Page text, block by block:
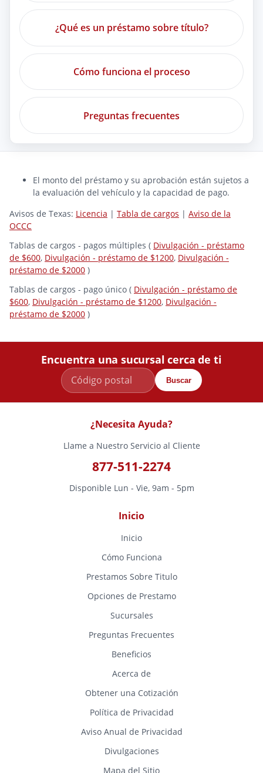
¿Qué es un préstamo sobre título?
Cómo funciona el proceso
Preguntas frecuentes
El monto del préstamo y su aprobación están sujetos a
la evaluación del vehículo y la capacidad de pago.
Avisos de Texas: Licencia | Tabla de cargos | Aviso de la
OCCC
Tablas de cargos - pagos múltiples ( Divulgación - préstamo
de $600, Divulgación - préstamo de $1200, Divulgación -
préstamo de $2000 )
Tablas de cargos - pago único ( Divulgación - préstamo de
$600, Divulgación - préstamo de $1200, Divulgación -
préstamo de $2000 )
Encuentra una sucursal cerca de ti
Buscar
¿Necesita Ayuda?
Llame a Nuestro Servicio al Cliente
877-511-2274
Disponible Lun - Vie, 9am - 5pm
Inicio
Inicio
Cómo Funciona
Prestamos Sobre Titulo
Opciones de Prestamo
Sucursales
Preguntas Frecuentes
Beneficios
Acerca de
Obtener una Cotización
Política de Privacidad
Aviso Anual de Privacidad
Divulgaciones
Mapa del Sitio